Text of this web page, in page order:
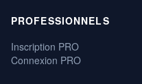
PROFESSIONNELS
Inscription PRO
Connexion PRO